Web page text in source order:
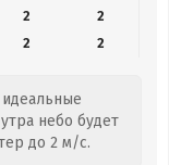
2
2
2 2
идеальные
небо будет
до 2 м/с.